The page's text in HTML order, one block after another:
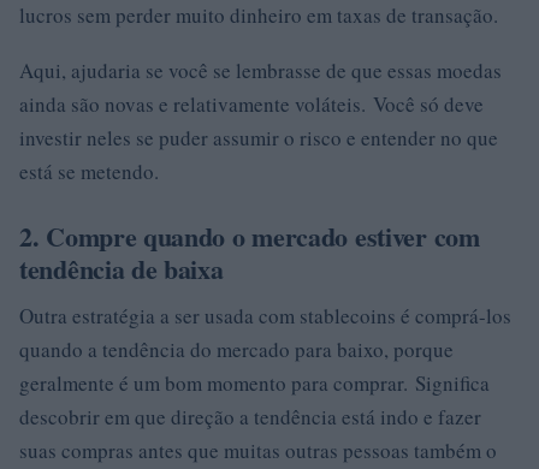
lucros sem perder muito dinheiro em taxas de transação.
Aqui, ajudaria se você se lembrasse de que essas moedas
ainda são novas e relativamente voláteis. Você só deve
investir neles se puder assumir o risco e entender no que
está se metendo.
2. Compre quando o mercado estiver com
tendência de baixa
Outra estratégia a ser usada com stablecoins é comprá-los
quando a tendência do mercado para baixo, porque
geralmente é um bom momento para comprar. Significa
descobrir em que direção a tendência está indo e fazer
suas compras antes que muitas outras pessoas também o